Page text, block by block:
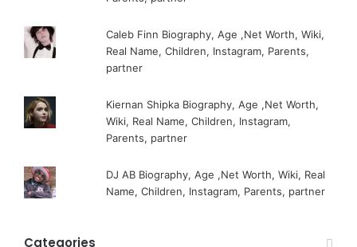
Caleb Finn Biography, Age ,Net Worth, Wiki,
Real Name, Children, Instagram, Parents,
partner
Kiernan Shipka Biography, Age ,Net Worth,
Wiki, Real Name, Children, Instagram,
Parents, partner
DJ AB Biography, Age ,Net Worth, Wiki, Real
Name, Children, Instagram, Parents, partner
Categories